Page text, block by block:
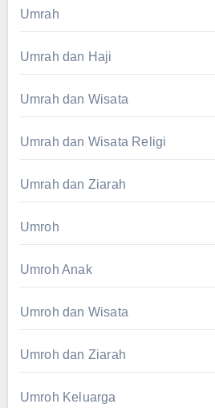
Umrah
Umrah dan Haji
Umrah dan Wisata
Umrah dan Wisata Religi
Umrah dan Ziarah
Umroh
Umroh Anak
Umroh dan Wisata
Umroh dan Ziarah
Umroh Keluarga